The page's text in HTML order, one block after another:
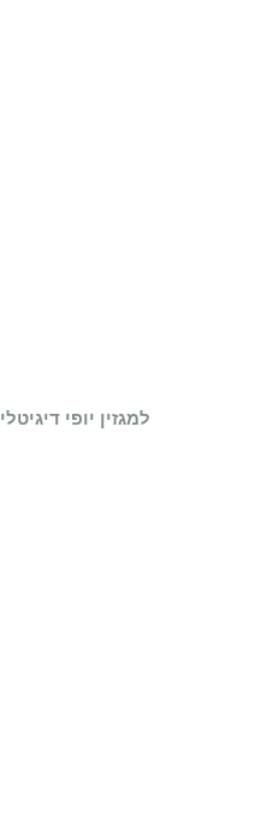
למגזין יופי דיגיטלי